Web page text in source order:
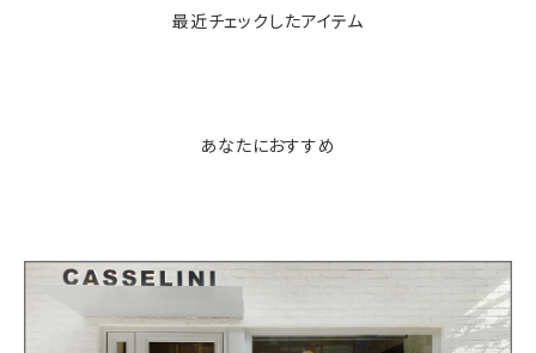
最近チェックしたアイテム
あなたにおすすめ